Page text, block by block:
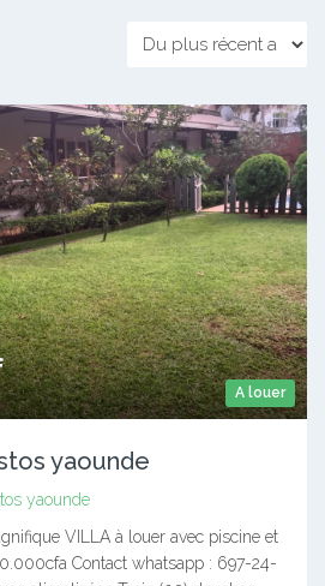
A louer
yaounde
yaounde
VILLA à louer avec piscine et
Contact whatsapp : 697-24-